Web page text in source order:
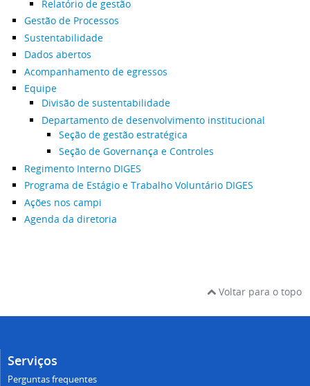
Relatório de gestão
Gestão de Processos
Sustentabilidade
Dados abertos
Acompanhamento de egressos
Equipe
Divisão de sustentabilidade
Departamento de desenvolvimento institucional
Seção de gestão estratégica
Seção de Governança e Controles
Regimento Interno DIGES
Programa de Estágio e Trabalho Voluntário DIGES
Ações nos campi
Agenda da diretoria
Voltar para o topo
Serviços
Perguntas frequentes